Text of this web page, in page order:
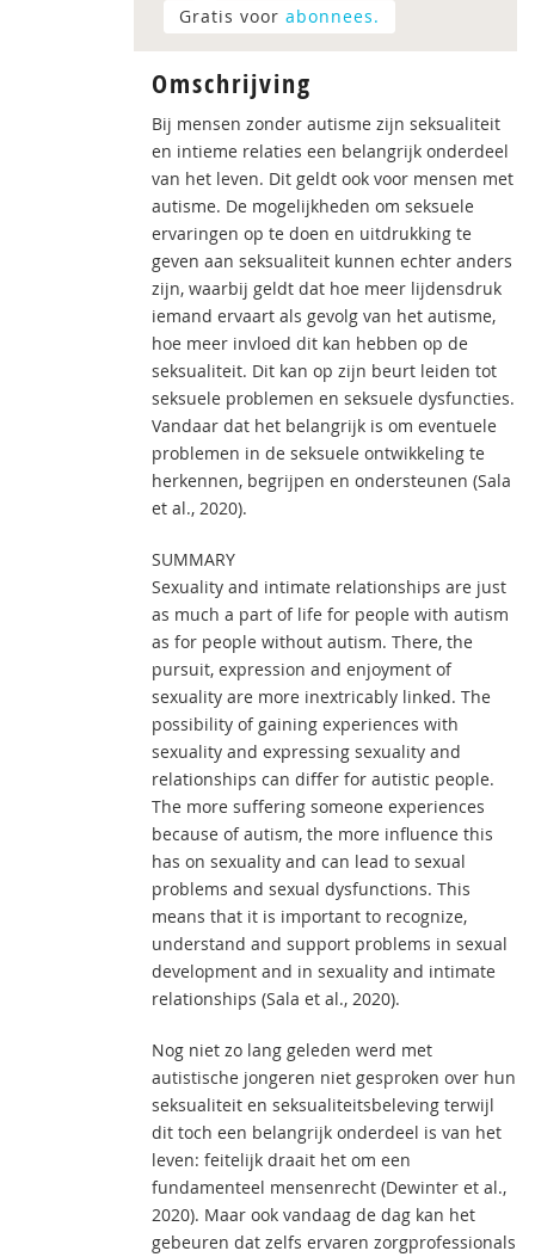
Gratis voor abonnees.
Omschrijving
Bij mensen zonder autisme zijn seksualiteit
en intieme relaties een belangrijk onderdeel
van het leven. Dit geldt ook voor mensen met
autisme. De mogelijkheden om seksuele
ervaringen op te doen en uitdrukking te
geven aan seksualiteit kunnen echter anders
zijn, waarbij geldt dat hoe meer lijdensdruk
iemand ervaart als gevolg van het autisme,
hoe meer invloed dit kan hebben op de
seksualiteit. Dit kan op zijn beurt leiden tot
seksuele problemen en seksuele dysfuncties.
Vandaar dat het belangrijk is om eventuele
problemen in de seksuele ontwikkeling te
herkennen, begrijpen en ondersteunen (Sala
et al., 2020).
SUMMARY
Sexuality and intimate relationships are just
as much a part of life for people with autism
as for people without autism. There, the
pursuit, expression and enjoyment of
sexuality are more inextricably linked. The
possibility of gaining experiences with
sexuality and expressing sexuality and
relationships can differ for autistic people.
The more suffering someone experiences
because of autism, the more influence this
has on sexuality and can lead to sexual
problems and sexual dysfunctions. This
means that it is important to recognize,
understand and support problems in sexual
development and in sexuality and intimate
relationships (Sala et al., 2020).
Nog niet zo lang geleden werd met
autistische jongeren niet gesproken over hun
seksualiteit en seksualiteitsbeleving terwijl
dit toch een belangrijk onderdeel is van het
leven: feitelijk draait het om een
fundamenteel mensenrecht (Dewinter et al.,
2020). Maar ook vandaag de dag kan het
gebeuren dat zelfs ervaren zorgprofessionals